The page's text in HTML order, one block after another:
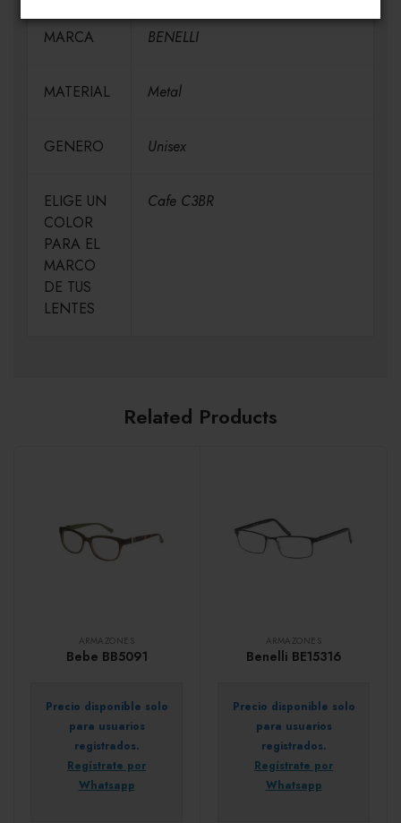
MARCA BENELLI
MATERIAL Metal
GENERO Unisex
ELIGE UN
COLOR
PARA EL
MARCO
DE TUS
LENTES
Cafe C3BR
Related Products
ARMAZONES
Bebe BB5091
Precio disponible solo
para usuarios
registrados.
Regístrate por
Whatsapp
ARMAZONES
Benelli BE15316
Precio disponible solo
para usuarios
registrados.
Regístrate por
Whatsapp